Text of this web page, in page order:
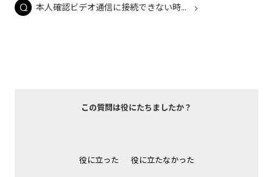
本人確認ビデオ通信に接続できない時...
この質問は役にたちましたか？
役に立った 役に立たなかった